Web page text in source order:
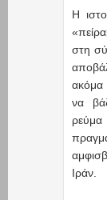
Η
στη
ακόμα
να
ρεύμα
Ιράν.